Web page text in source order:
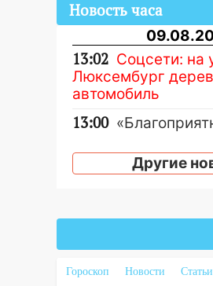
Новость часа
13:02 Соцсети: на
Люксембург
автомобиль
13:00
для новых
для всех знаков
неделю с 10 по 16
Ульяновске
12:57
В
Другие
Гороскоп Новости Статьи